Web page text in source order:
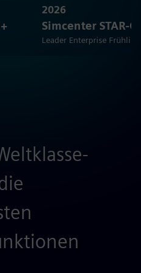
2026
Simcenter STAR-
Leader Enterprise